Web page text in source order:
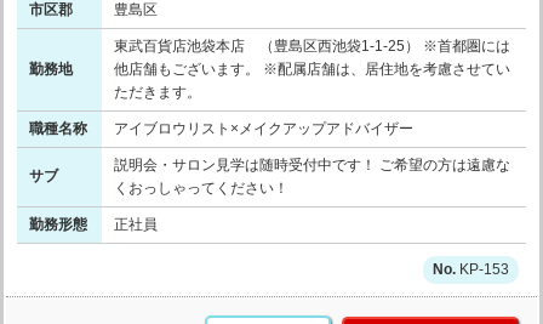
市区郡 豊島区
勤務地
東武百貨店池袋本店 （豊島区西池袋1-1-25） ※首都圏には
他店舗もございます。 ※配属店舗は、居住地を考慮させてい
ただきます。
職種名称 アイブロウリスト×メイクアップアドバイザー
サブ
説明会・サロン見学は随時受付中です！ ご希望の方は遠慮な
くおっしゃってください！
勤務形態 正社員
KP-153